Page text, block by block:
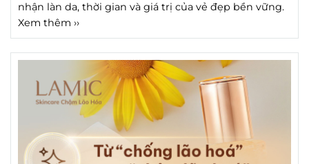
nhận làn da, thời gian và giá trị của vẻ đẹp bền vững.
Xem thêm ››